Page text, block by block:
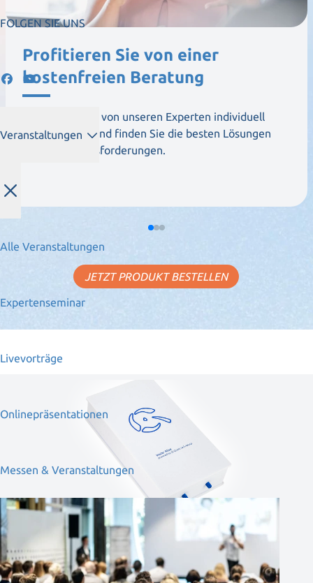
FOLGEN SIE UNS
Veranstaltungen
Alle Veranstaltungen
Expertenseminar
Livevorträge
Onlinepräsentationen
Messen & Veranstaltungen
Profitieren Sie von einer
kostenfreien Beratung
Lassen Sie sich von unseren Experten individuell
unterstützen und finden Sie die besten Lösungen
für Ihre Herausforderungen.
JETZT PRODUKT BESTELLEN
Water Alive
Ihr Schlüssel zu lebendigem Wasser